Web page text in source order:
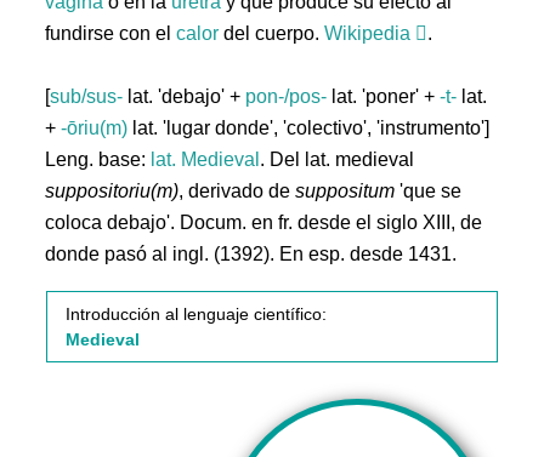
fundirse con elcalor del cuerpo.Wikipedia .
[sub/sus- lat. 'debajo' + pon-/pos- lat. 'poner' +-t- lat.
+-ōriu(m) lat. 'lugar donde', 'colectivo', 'instrumento']
Leng. base: lat. Medieval . Del lat. medieval
suppositoriu(m), derivado desuppositum 'que se
coloca debajo'. Docum. en fr. desde el siglo XIII, de
donde pasó al ingl. (1392). En esp. desde 1431.
Introducción al lenguaje científico:
Medieval